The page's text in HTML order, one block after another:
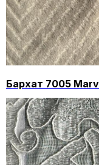
Бархат 7005